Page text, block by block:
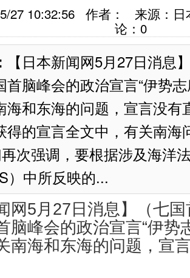
5/27 10:32:56 作者： 来源：
论： 0
【日本新闻网5月27日消息
首脑峰会的政治宣言“伊势
海和东海的问题，宣言没有
得的宣言全文中，有关南海
次强调，要根据涉及海洋
）中所反映的...
网5月27日消息】（七
脑峰会的政治宣言“伊势
南海和东海的问题，宣